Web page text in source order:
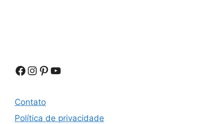
Facebook
Instagram
Pinterest
Youtube
Contato
Política de privacidade